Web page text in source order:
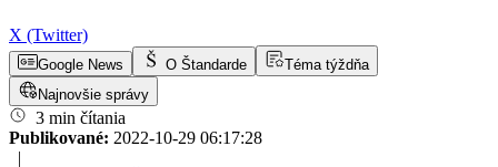
X (Twitter)
Google News O Štandarde
Téma týždňa
Najnovšie správy
3 min čítania
Publikované: 2022-10-29 06:17:28
|